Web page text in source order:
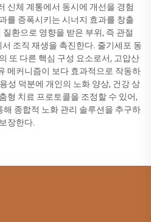
신체 계통에서 동시에 개선을 경험
를 증폭시키는 시너지 효과를 창출
환으로 영향을 받은 부위, 즉 관절
조직 재생을 촉진한다. 줄기세포 동
또 다른 핵심 구성 요소로서, 고압산
메커니즘이 보다 효과적으로 작동하
성 덕분에 개인의 노화 양상, 건강 상
형 치료 프로토콜을 조정할 수 있어,
종합적 노화 관리 솔루션을 추구하
장한다.